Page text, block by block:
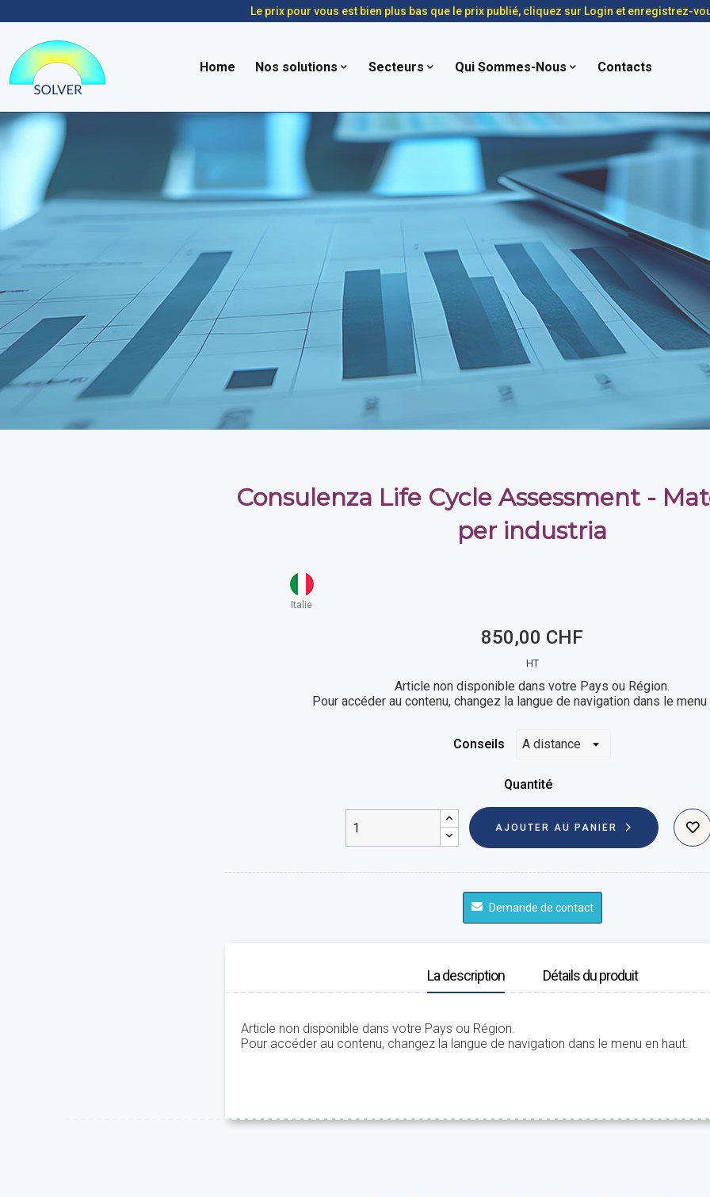
Le prix pour vous est bien plus bas que le prix publié, cliquez sur Login et enregistrez-
Home Nos solutions Secteurs Qui Sommes-Nous Contacts
Consulenza Life Cycle Assessment -
per industria
Italie
850,00 CHF
HT
Article non disponible dans votre Pays ou Région.
Pour accéder au contenu, changez la langue de navigation dans le menu
Conseils
Quantité
AJOUTER AU PANIER
Demande de contact
La description Détails du produit
Article non disponible dans votre Pays ou Région.
Pour accéder au contenu, changez la langue de navigation dans le menu en haut.